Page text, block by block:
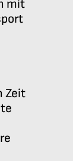
mit
Zeit